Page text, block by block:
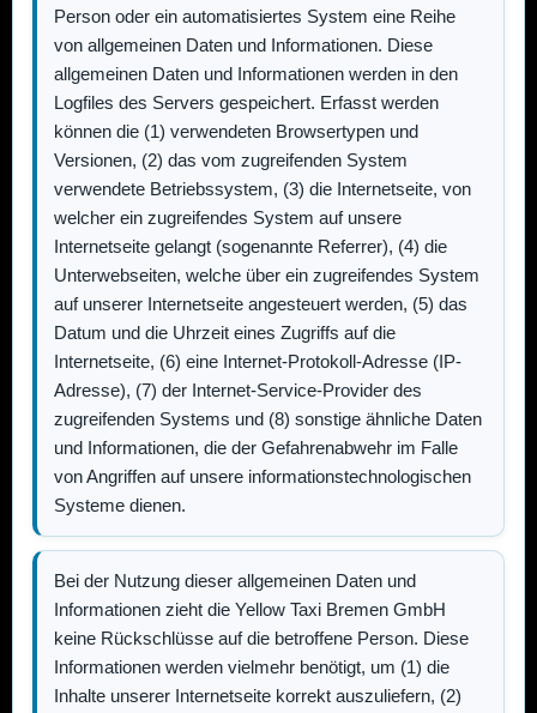
Person oder ein automatisiertes System eine Reihe
von allgemeinen Daten und Informationen. Diese
allgemeinen Daten und Informationen werden in den
Logfiles des Servers gespeichert. Erfasst werden
können die (1) verwendeten Browsertypen und
Versionen, (2) das vom zugreifenden System
verwendete Betriebssystem, (3) die Internetseite, von
welcher ein zugreifendes System auf unsere
Internetseite gelangt (sogenannte Referrer), (4) die
Unterwebseiten, welche über ein zugreifendes System
auf unserer Internetseite angesteuert werden, (5) das
Datum und die Uhrzeit eines Zugriffs auf die
Internetseite, (6) eine Internet-Protokoll-Adresse (IP-
Adresse), (7) der Internet-Service-Provider des
zugreifenden Systems und (8) sonstige ähnliche Daten
und Informationen, die der Gefahrenabwehr im Falle
von Angriffen auf unsere informationstechnologischen
Systeme dienen.
Bei der Nutzung dieser allgemeinen Daten und
Informationen zieht die Yellow Taxi Bremen GmbH
keine Rückschlüsse auf die betroffene Person. Diese
Informationen werden vielmehr benötigt, um (1) die
Inhalte unserer Internetseite korrekt auszuliefern, (2)